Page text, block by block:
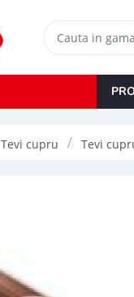
Tevi cupru Tevi